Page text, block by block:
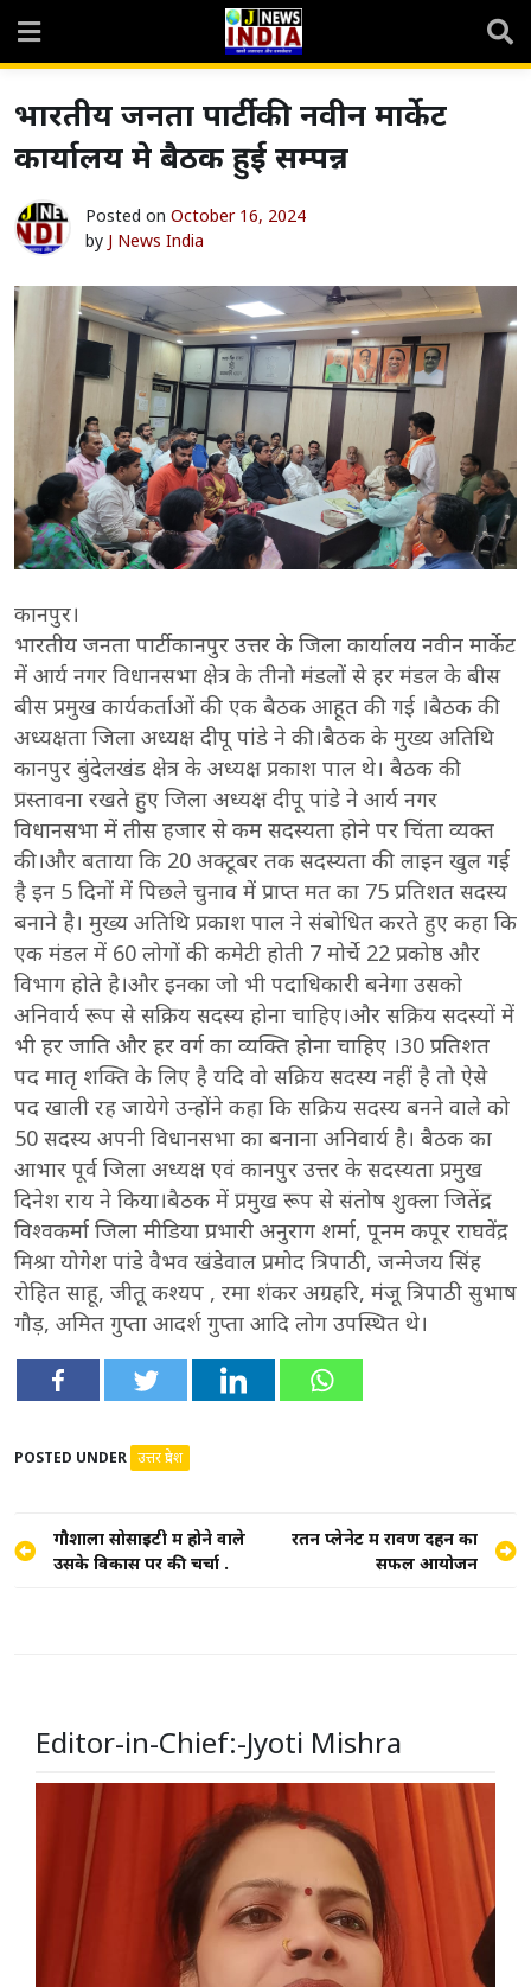
content
भारतीय जनता पार्टी की नवीन मार्केट
कार्यालय मे बैठक हुई सम्पन्न
Posted on October 16, 2024
by J News India
कानपुर।
भारतीय जनता पार्टी कानपुर उत्तर के जिला कार्यालय नवीन मार्केट
में आर्य नगर विधानसभा क्षेत्र के तीनो मंडलों से हर मंडल के बीस
बीस प्रमुख कार्यकर्ताओं की एक बैठक आहूत की गई ।बैठक की
अध्यक्षता जिला अध्यक्ष दीपू पांडे ने की।बैठक के मुख्य अतिथि
कानपुर बुंदेलखंड क्षेत्र के अध्यक्ष प्रकाश पाल थे। बैठक की
प्रस्तावना रखते हुए जिला अध्यक्ष दीपू पांडे ने आर्य नगर
विधानसभा में तीस हजार से कम सदस्यता होने पर चिंता व्यक्त
की।और बताया कि 20 अक्टूबर तक सदस्यता की लाइन खुल गई
है इन 5 दिनों में पिछले चुनाव में प्राप्त मत का 75 प्रतिशत सदस्य
बनाने है। मुख्य अतिथि प्रकाश पाल ने संबोधित करते हुए कहा कि
एक मंडल में 60 लोगों की कमेटी होती 7 मोर्चे 22 प्रकोष्ठ और
विभाग होते है।और इनका जो भी पदाधिकारी बनेगा उसको
अनिवार्य रूप से सक्रिय सदस्य होना चाहिए।और सक्रिय सदस्यों में
भी हर जाति और हर वर्ग का व्यक्ति होना चाहिए ।30 प्रतिशत
पद मातृ शक्ति के लिए है यदि वो सक्रिय सदस्य नहीं है तो ऐसे
पद खाली रह जायेगे उन्होंने कहा कि सक्रिय सदस्य बनने वाले को
50 सदस्य अपनी विधानसभा का बनाना अनिवार्य है। बैठक का
आभार पूर्व जिला अध्यक्ष एवं कानपुर उत्तर के सदस्यता प्रमुख
दिनेश राय ने किया।बैठक में प्रमुख रूप से संतोष शुक्ला जितेंद्र
विश्वकर्मा जिला मीडिया प्रभारी अनुराग शर्मा, पूनम कपूर राघवेंद्र
मिश्रा योगेश पांडे वैभव खंडेवाल प्रमोद त्रिपाठी, जन्मेजय सिंह
रोहित साहू, जीतू कश्यप , रमा शंकर अग्रहरि, मंजू त्रिपाठी सुभाष
गौड़, अमित गुप्ता आदर्श गुप्ता आदि लोग उपस्थित थे।
POSTED UNDER उत्तर प्रदेश
Post
navigation
गौशाला सोसाइटी में होने वाले
उसके विकास पर की चर्चा .
रतन प्लेनेट में रावण दहन का
सफल आयोजन
Editor-in-Chief:-Jyoti Mishra